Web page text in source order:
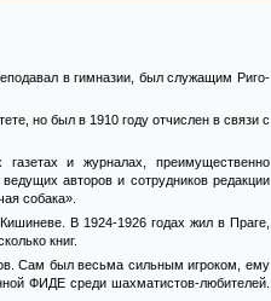
в гимназии, был служащим Риго-
но был в 1910 году отчислен в связи с
и журналах, преимущественно
авторов и сотрудников редакции
собака».
В 1924-1926 годах жил в Праге,
книг.
Сам был весьма сильным игроком, ему
ФИДЕ среди шахматистов-любителей.